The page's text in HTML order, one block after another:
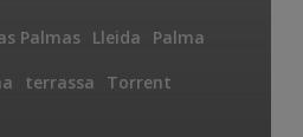
Palmas Lleida
Palma
terrassa
Torrent